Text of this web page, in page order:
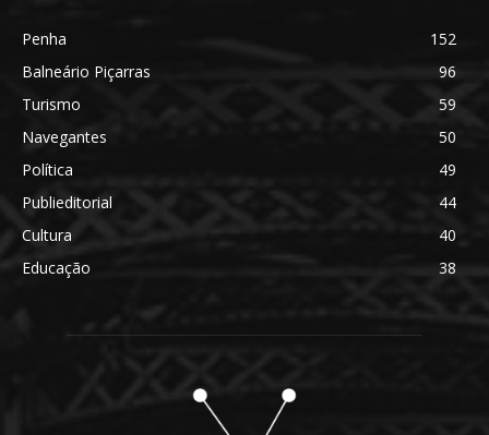
Penha
152
Balneário Piçarras
96
Turismo
59
Navegantes
50
Política
49
Publieditorial
44
Cultura
40
Educação
38